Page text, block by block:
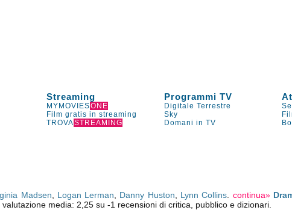
Streaming Programmi TV
MYMOVIESONE Digitale Terrestre
Film gratis in streaming Sky
TROVASTREAMING Domani in TV
Madsen Logan Lerman Danny Huston Lynn Collins continua»
valutazione media: 2,25 su -1 recensioni di critica, pubblico e dizionari.